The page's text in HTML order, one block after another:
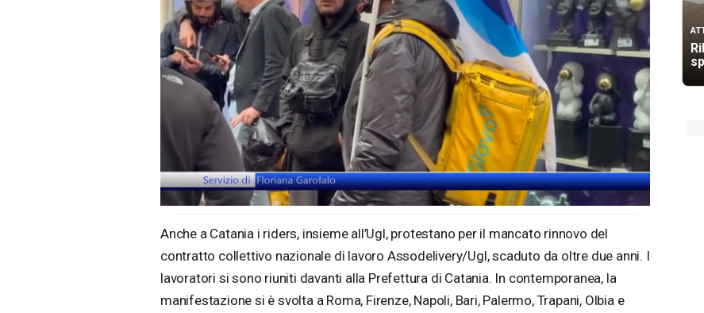
Unmute Loaded
Anche a Catania i riders, insieme all’Ugl, protestano per il mancato rinnovo del
contratto collettivo nazionale di lavoro Assodelivery/Ugl, scaduto da oltre due anni. I
lavoratori si sono riuniti davanti alla Prefettura di Catania. In contemporanea, la
manifestazione si è svolta a Roma, Firenze, Napoli, Bari, Palermo, Trapani, Olbia e